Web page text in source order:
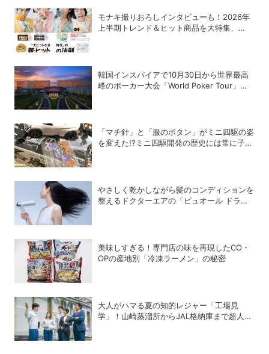
モナキ撮りおろしインタビューも！2026年
上半期トレンド＆ヒット商品を大特集、
韓国インスパイアで10月30日から世界最高
峰のポーカー大会「World Poker Tour」を
「マチ針」と「服のボタン」がミニ四駆の姿
を変えた!?ミニ四駆開発の歴史には常に子ど
やさしく乾かしながら髪のコンディションを
整えるドクターエアの「ビュオール ドライ
美味しすぎる！専門店の味を再現したCO・
OPの産地別「冷凍ラーメン」の秘密
大人がハマる夏の知的レジャー「工場見
学」！山崎蒸溜所からJAL格納庫まで超人気